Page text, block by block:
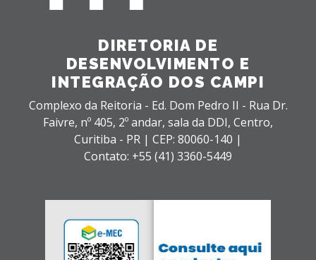
DIRETORIA DE
DESENVOLVIMENTO E
INTEGRAÇÃO DOS CAMPI
Complexo da Reitoria - Ed. Dom Pedro II - Rua Dr.
Faivre, nº 405, 2º andar, sala da DDI, Centro,
Curitiba - PR | CEP: 80060-140 |
Contato: +55 (41) 3360-5449